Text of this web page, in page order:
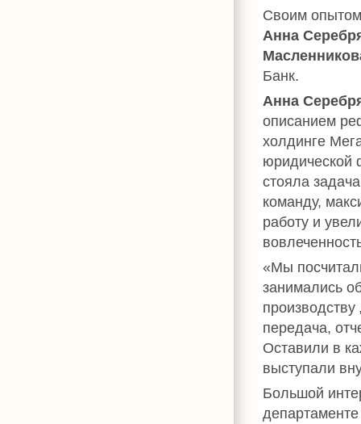
Своим
Анна
Банк.
Анна
описанием
холдинге
юридической
стояла
команду,
работу и
«Мы
занимались
передача,
Оставили в
выступали
Большой